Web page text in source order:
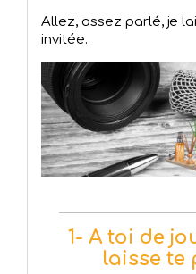
Allez, assez parlé, je
invitée.
1- A toi de
laisse te